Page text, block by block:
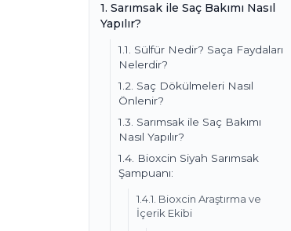
1. Sarımsak ile Saç Bakımı Nasıl
Yapılır?
1.1. Sülfür Nedir? Saça Faydaları
Nelerdir?
1.2. Saç Dökülmeleri Nasıl
Önlenir?
1.3. Sarımsak ile Saç Bakımı
Nasıl Yapılır?
1.4. Bioxcin Siyah Sarımsak
Şampuanı:
1.4.1. Bioxcin Araştırma ve
İçerik Ekibi